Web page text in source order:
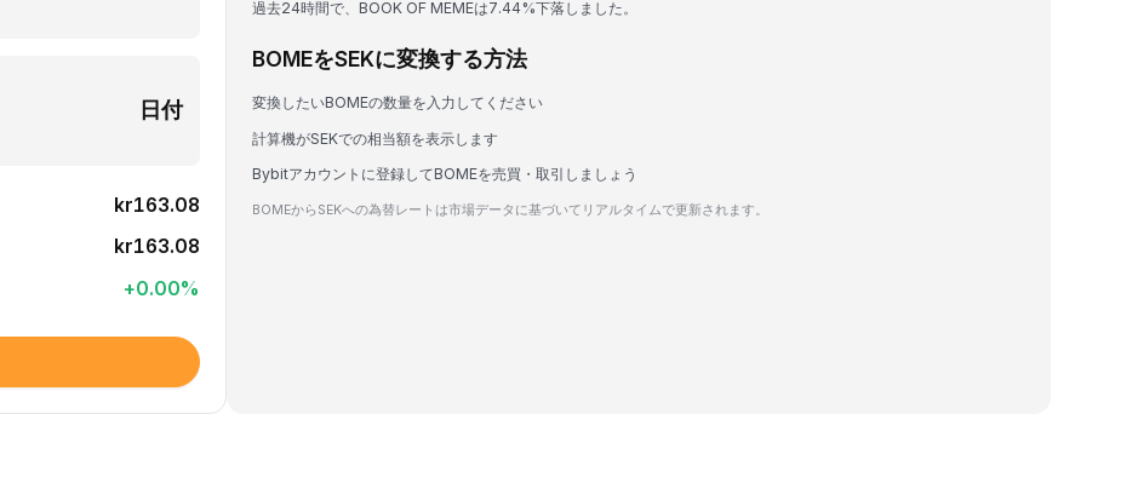
日付
kr163.08
kr163.08
+0.00%
過去24時間で、BOOK OF MEMEは7.44%下落しました。
BOMEをSEKに変換する方法
変換したいBOMEの数量を入力してください
計算機がSEKでの相当額を表示します
Bybitアカウントに登録してBOMEを売買・取引しましょう
BOMEからSEKへの為替レートは市場データに基づいてリアルタイムで更新されます。